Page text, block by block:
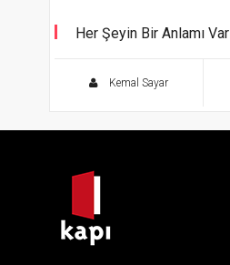
Her Şeyin Bir Anlamı Var
Kemal Sayar